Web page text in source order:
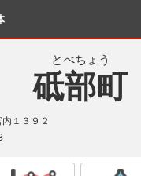
とべちょう
砥部町
１３９２